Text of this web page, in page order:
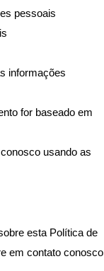
pessoais
informações
for baseado em
usando as
esta Política de
em contato conosco